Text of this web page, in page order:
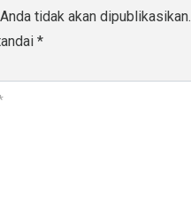
tidak akan dipublikasikan.
*